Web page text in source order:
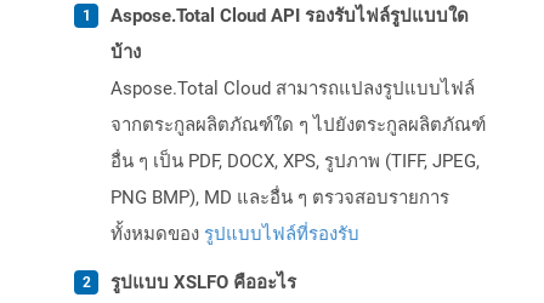
Aspose.Total Cloud API รองรับไฟล์รูปแบบใด
บ้าง
Aspose.Total Cloud สามารถแปลงรูปแบบไฟล์
จากตระกูลผลิตภัณฑ์ใด ๆ ไปยังตระกูลผลิตภัณฑ์
อื่น ๆ เป็น PDF, DOCX, XPS, รูปภาพ (TIFF, JPEG,
PNG BMP), MD และอื่น ๆ ตรวจสอบรายการ
ทั้งหมดของ รูปแบบไฟล์ที่รองรับ
รูปแบบ XSLFO คืออะไร